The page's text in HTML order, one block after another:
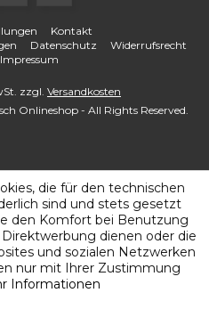
Kontakt
Datenschutz
Widerrufsrecht
Impressum
zzgl. Versandkosten
Onlineshop - All Rights Reserved.
die für den technischen
sind und stets gesetzt
den Komfort bei Benutzung
dienen oder die
und sozialen Netzwerken
nur mit Ihrer Zustimmung
Informationen